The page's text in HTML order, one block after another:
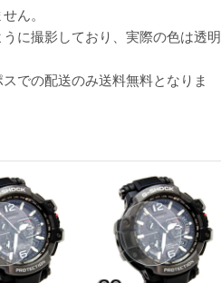
ん。
に撮影しており、実際の色は透明
での配送のみ送料無料となりま